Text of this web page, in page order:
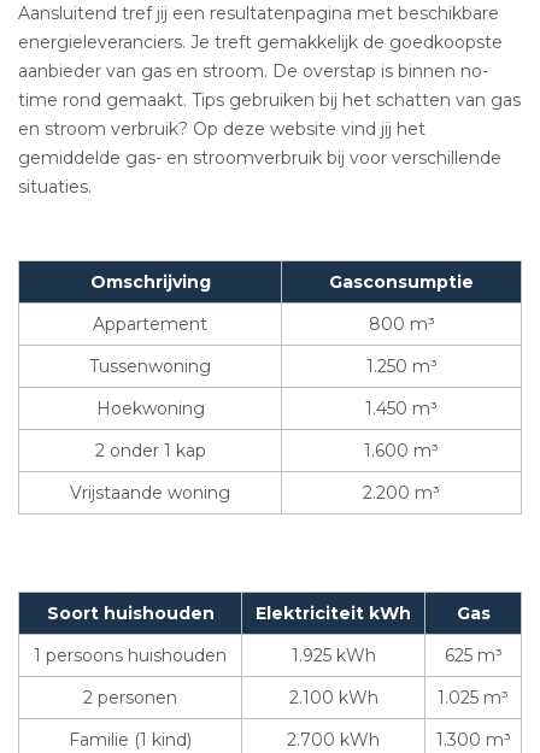
Aansluitend tref jij een resultatenpagina met beschikbare
energieleveranciers. Je treft gemakkelijk de goedkoopste
aanbieder van gas en stroom. De overstap is binnen no-
time rond gemaakt. Tips gebruiken bij het schatten van gas
en stroom verbruik? Op deze website vind jij het
gemiddelde gas- en stroomverbruik bij voor verschillende
situaties.
Omschrijving
Gasconsumptie
Appartement
800 m³
Tussenwoning
1.250 m³
Hoekwoning
1.450 m³
2 onder 1 kap
1.600 m³
Vrijstaande woning
2.200 m³
Soort huishouden Elektriciteit kWh
Gas
1 persoons huishouden
1.925 kWh
625 m³
2 personen
2.100 kWh
1.025 m³
Familie (1 kind)
2.700 kWh
1.300 m³